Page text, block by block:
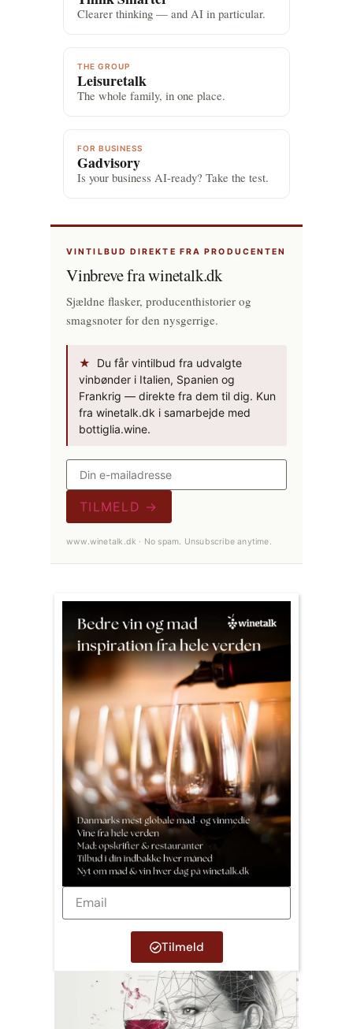
Clearer thinking — and AI in particular.
THE GROUP
Leisuretalk
The whole family, in one place.
FOR BUSINESS
Gadvisory
Is your business AI-ready? Take the test.
VINTILBUD DIREKTE FRA PRODUCENTEN
Vinbreve fra winetalk.dk
Sjældne flasker, producenthistorier og
smagsnoter for den nysgerrige.
★
Du får vintilbud fra udvalgte
vinbønder i Italien, Spanien og
Frankrig — direkte fra dem til dig. Kun
fra winetalk.dk i samarbejde med
bottiglia.wine.
TILMELD →
www.winetalk.dk · No spam. Unsubscribe anytime.
Tilmeld